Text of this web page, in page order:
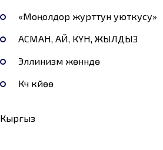
«Моңолдор журттун уюткусу»
АСМАН, АЙ, КҮН, ЖЫЛДЫЗ
Эллинизм жөнүндө
Күч күйөө
Кыргыз